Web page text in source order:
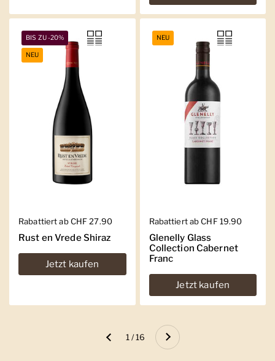
Regulärer Preis
Rabattiert ab CHF 27.90
Rust en Vrede Shiraz
Jetzt kaufen
BIS ZU -20%
NEU
Regulärer Preis
Rabattiert ab CHF 19.90
Glenelly Glass
Collection Cabernet
Franc
Jetzt kaufen
NEU
Zurück 1 / 16 Weiter